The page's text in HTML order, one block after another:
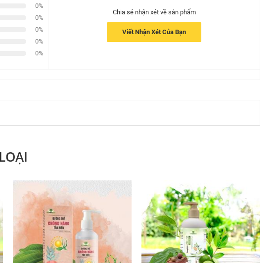
0%
0%
0%
0%
0%
Chia sẻ nhận xét về sản phẩm
Viết Nhận Xét Của Bạn